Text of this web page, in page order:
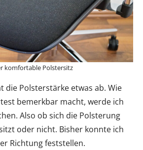
komfortable Polstersitz
die Polsterstärke etwas ab. Wie
bemerkbar macht, werde ich
Also ob sich die Polsterung
oder nicht. Bisher konnte ich
Richtung feststellen.